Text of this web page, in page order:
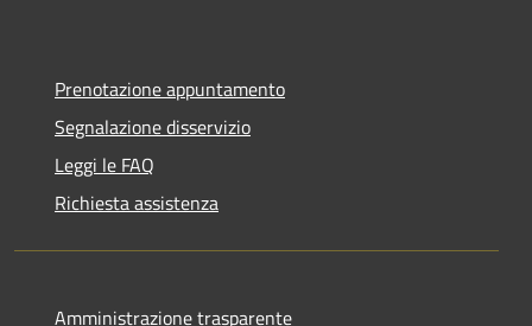
Prenotazione appuntamento
Segnalazione disservizio
Leggi le FAQ
Richiesta assistenza
Amministrazione trasparente